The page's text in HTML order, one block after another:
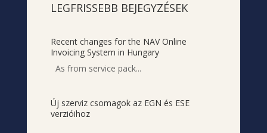
LEGFRISSEBB BEJEGYZÉSEK
Recent changes for the NAV Online
Invoicing System in Hungary
As from service pack...
Új szerviz csomagok az EGN és ESE
verzióihoz